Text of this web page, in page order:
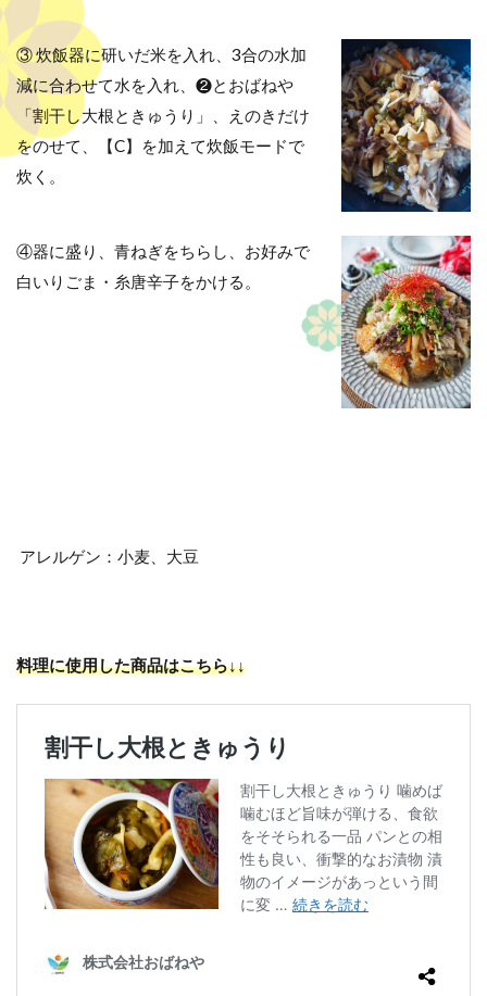
③ 炊飯器に研いだ米を入れ、3合の水加
減に合わせて水を入れ、❷とおばねや
「割干し大根ときゅうり」、えのきだけ
をのせて、【C】を加えて炊飯モードで
炊く。
④器に盛り、青ねぎをちらし、お好みで
白いりごま・糸唐辛子をかける。
アレルゲン：小麦、大豆
料理に使用した商品はこちら↓↓